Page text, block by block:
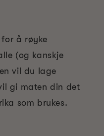
å røyke
(og kanskje
vil du lage
gi maten din det
som brukes.